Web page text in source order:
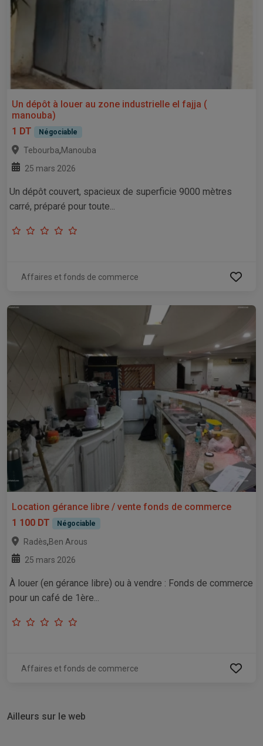
Un dépôt à louer au zone industrielle el fajja (
manouba)
1 DT
Négociable
Tebourba,Manouba
25 mars 2026
Un dépôt couvert, spacieux de superficie 9000 mètres
carré, préparé pour toute...
Affaires et fonds de commerce
Location gérance libre / vente fonds de commerce
1 100 DT
Négociable
Radès,Ben Arous
25 mars 2026
À louer (en gérance libre) ou à vendre : Fonds de commerce
pour un café de 1ère...
Affaires et fonds de commerce
Ailleurs sur le web